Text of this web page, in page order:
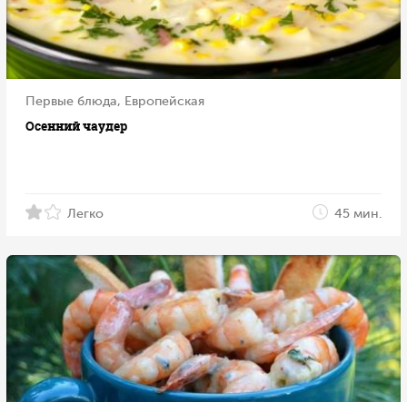
Первые блюда, Европейская
Осенний чаудер
Легко 45 мин.